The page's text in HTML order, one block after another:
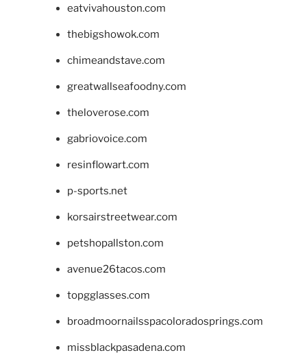
eatvivahouston.com
thebigshowok.com
chimeandstave.com
greatwallseafoodny.com
theloverose.com
gabriovoice.com
resinflowart.com
p-sports.net
korsairstreetwear.com
petshopallston.com
avenue26tacos.com
topgglasses.com
broadmoornailsspacoloradosprings.com
missblackpasadena.com